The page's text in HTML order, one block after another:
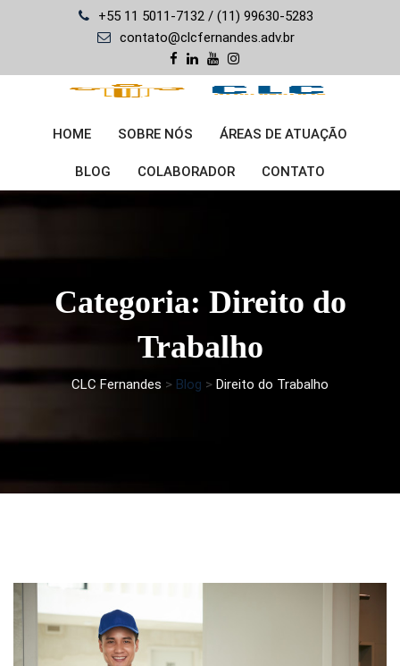
+55 11 5011-7132 / (11) 99630-5283
contato@clcfernandes.adv.br
HOME SOBRE NÓS ÁREAS DE ATUAÇÃO
BLOG COLABORADOR CONTATO
Categoria: Direito do
Trabalho
CLC Fernandes > Blog > Direito do Trabalho